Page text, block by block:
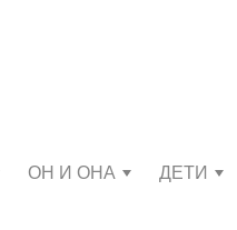
ОН И ОНА ДЕТИ